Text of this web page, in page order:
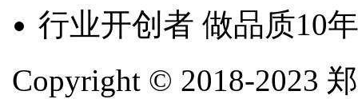
行业开创者 做品质10
Copyright © 2018-2023